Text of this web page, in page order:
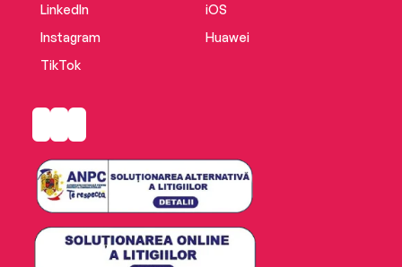
LinkedIn
Instagram
TikTok
iOS
Huawei